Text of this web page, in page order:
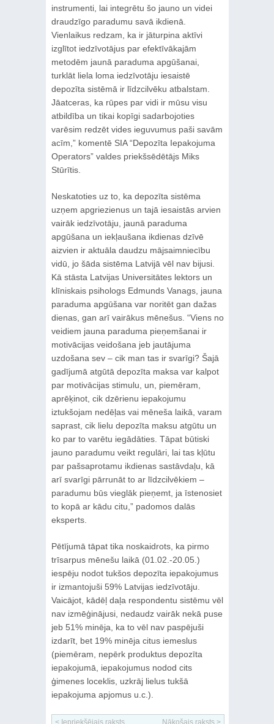
instrumenti, lai integrētu šo jauno un videi
draudzīgo paradumu savā ikdienā.
Vienlaikus redzam, ka ir jāturpina aktīvi
izglītot iedzīvotājus par efektīvākajām
metodēm jaunā paraduma apgūšanai,
turklāt liela loma iedzīvotāju iesaistē
depozīta sistēmā ir līdzcilvēku atbalstam.
Jāatceras, ka rūpes par vidi ir mūsu visu
atbildība un tikai kopīgi sadarbojoties
varēsim redzēt vides ieguvumus paši savām
acīm,” komentē SIA “Depozīta Iepakojuma
Operators” valdes priekšsēdētājs Miks
Stūrītis.
Neskatoties uz to, ka depozīta sistēma
uzņem apgriezienus un tajā iesaistās arvien
vairāk iedzīvotāju, jaunā paraduma
apgūšana un iekļaušana ikdienas dzīvē
aizvien ir aktuāla daudzu mājsaimniecību
vidū, jo šāda sistēma Latvijā vēl nav bijusi.
Kā stāsta Latvijas Universitātes lektors un
klīniskais psihologs Edmunds Vanags, jauna
paraduma apgūšana var noritēt gan dažas
dienas, gan arī vairākus mēnešus. “Viens no
veidiem jauna paraduma pieņemšanai ir
motivācijas veidošana jeb jautājuma
uzdošana sev – cik man tas ir svarīgi? Šajā
gadījumā atgūtā depozīta maksa var kalpot
par motivācijas stimulu, un, piemēram,
aprēķinot, cik dzērienu iepakojumu
iztukšojam nedēļas vai mēneša laikā, varam
saprast, cik lielu depozīta maksu atgūtu un
ko par to varētu iegādāties. Tāpat būtiski
jauno paradumu veikt regulāri, lai tas kļūtu
par pašsaprotamu ikdienas sastāvdaļu, kā
arī svarīgi pārrunāt to ar līdzcilvēkiem –
paradumu būs vieglāk pieņemt, ja īstenosiet
to kopā ar kādu citu,” padomos dalās
eksperts.
Pētījumā tāpat tika noskaidrots, ka pirmo
trīsarpus mēnešu laikā (01.02.-20.05.)
iespēju nodot tukšos depozīta iepakojumus
ir izmantojuši 59% Latvijas iedzīvotāju.
Vaicājot, kādēļ daļa respondentu sistēmu vēl
nav izmēģinājusi, nedaudz vairāk nekā puse
jeb 51% minēja, ka to vēl nav paspējuši
izdarīt, bet 19% minēja citus iemeslus
(piemēram, nepērk produktus depozīta
iepakojumā, iepakojumus nodod cits
ģimenes loceklis, uzkrāj lielus tukšā
iepakojuma apjomus u.c.).
< Iepriekšējais raksts Nākošais raksts >